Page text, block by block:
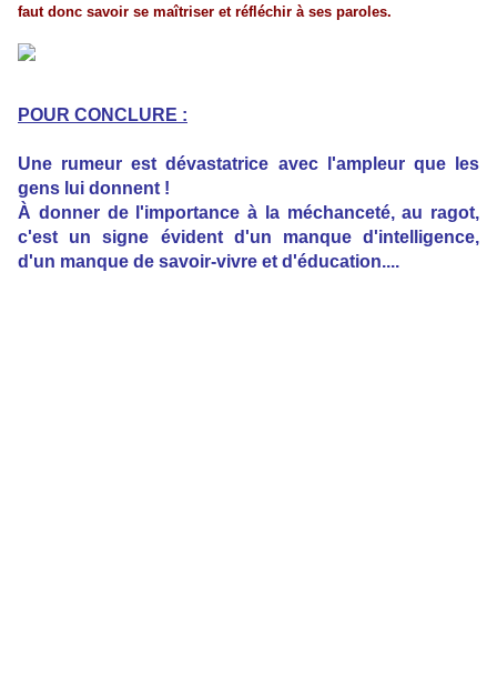
faut donc savoir se maîtriser et réfléchir à ses paroles.
POUR CONCLURE :
Une rumeur est dévastatrice avec l'ampleur que les
gens lui donnent !
À donner de l'importance à la méchanceté, au ragot,
c'est un signe évident d'un manque d'intelligence,
d'un manque de savoir-vivre et d'éducation....